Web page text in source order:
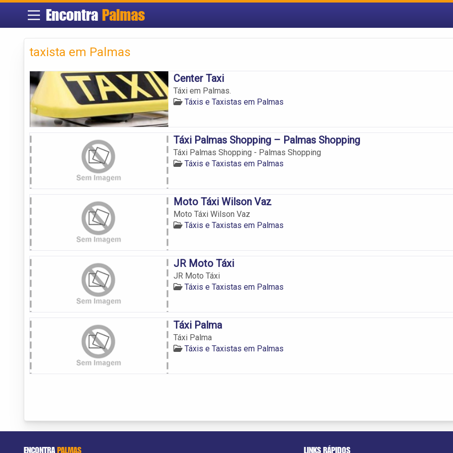
Encontra Palmas
taxista em Palmas
Center Taxi
Táxi em Palmas.
Táxis e Taxistas em Palmas
Táxi Palmas Shopping – Palmas Shopping
Táxi Palmas Shopping - Palmas Shopping
Táxis e Taxistas em Palmas
Moto Táxi Wilson Vaz
Moto Táxi Wilson Vaz
Táxis e Taxistas em Palmas
JR Moto Táxi
JR Moto Táxi
Táxis e Taxistas em Palmas
Táxi Palma
Táxi Palma
Táxis e Taxistas em Palmas
ENCONTRAPALMAS LINKS RÁPIDOS